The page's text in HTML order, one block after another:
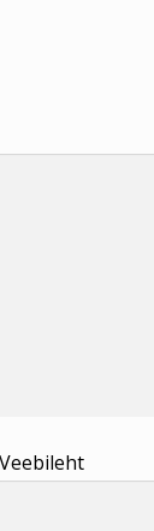
Veebileht